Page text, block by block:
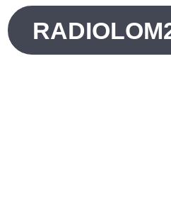
RADIOLOM22